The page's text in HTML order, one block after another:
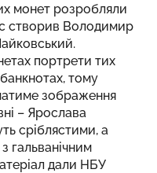
монет розробляли
створив Володимир
портрети тих
тому
зображення
– Ярослава
сріблястими, а
гальванічним
дали НБУ